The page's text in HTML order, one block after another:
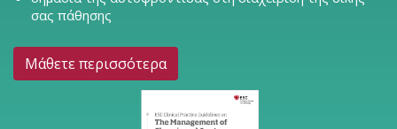
σας πάθησης
Μάθετε περισσότερα